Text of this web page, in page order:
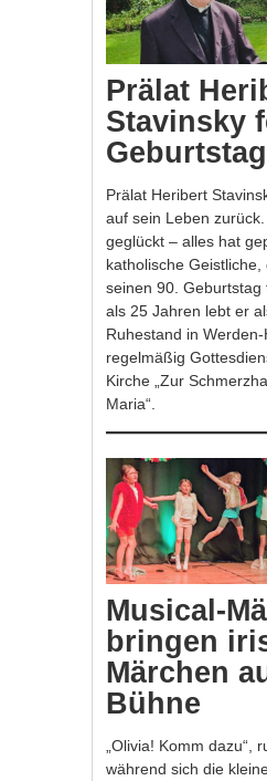
Prälat
Stavinsky
Geburtstag
Prälat Heribert
auf sein Leben
geglückt – alles hat
katholische
seinen 90. Geburtstag
als 25 Jahren lebt er
Ruhestand in
regelmäßig
Kirche „Zur
Maria“.
Musical-
bringen
Märchen
Bühne
„Olivia! Komm dazu“,
während sich die